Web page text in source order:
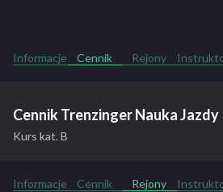
Informacje Cennik Rejony
Cennik Trenzinger Nauka Jazdy
Kurs kat. B
Informacje Cennik Rejony